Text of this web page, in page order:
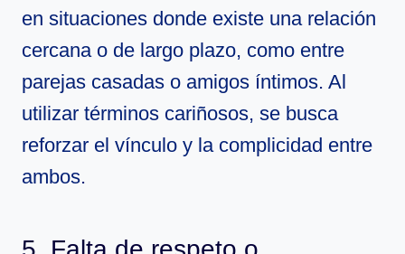
en situaciones donde existe una relación
cercana o de largo plazo, como entre
parejas casadas o amigos íntimos. Al
utilizar términos cariñosos, se busca
reforzar el vínculo y la complicidad entre
ambos.